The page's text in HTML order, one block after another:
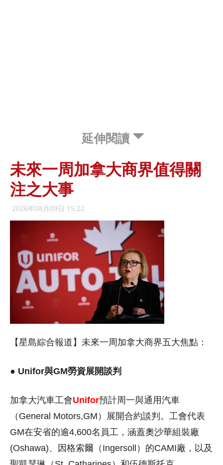
延伸閱讀
未來一周加拿大商界值得關
注之大事
2026年08月09日 15:22
【星島綜合報道】未來一周加拿大商界五大焦點：
● Unifor與GM勞資展開談判
加拿大汽車工會Unifor預計周一與通用汽車
（General Motors,GM）展開合約談判。工會代表
GM在安省的逾4,600名員工，涵蓋奧沙華組裝廠
(Oshawa)、因格索爾（Ingersoll）的CAMI廠，以及